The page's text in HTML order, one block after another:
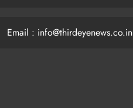
Email : info@thirdeyenews.co.in